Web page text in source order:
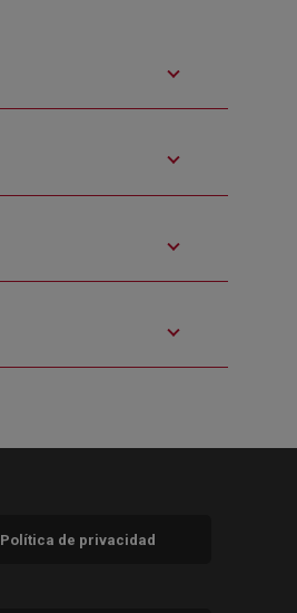
Política de privacidad